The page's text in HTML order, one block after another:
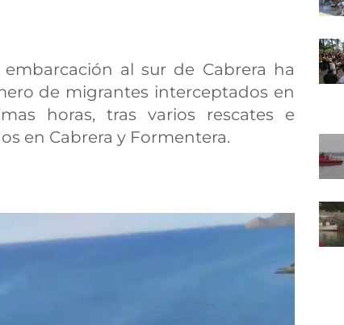
al sur de Cabrera ha
de migrantes interceptados en
horas, tras varios rescates e
en Cabrera y Formentera.